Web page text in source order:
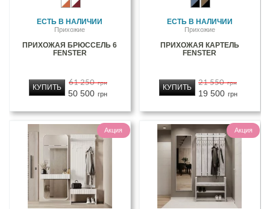
ЕСТЬ В НАЛИЧИИ
Прихожие
ПРИХОЖАЯ БРЮССЕЛЬ 6
FENSTER
61 250 грн
50 500 грн
КУПИТЬ
ЕСТЬ В НАЛИЧИИ
Прихожие
ПРИХОЖАЯ КАРТЕЛЬ
FENSTER
21 550 грн
19 500 грн
КУПИТЬ
Акция Акция